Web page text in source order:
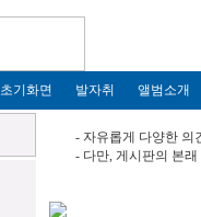
초기화면 발자취 앨범소개
- 자유롭게 다양한 의
- 다만, 게시판의 본